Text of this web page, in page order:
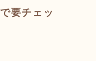
要チェッ